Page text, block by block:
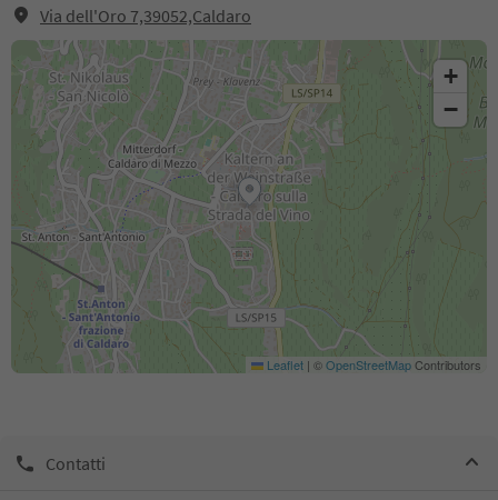
Via dell'Oro 7,39052,Caldaro
+
−
Leaflet | ©OpenStreetMapContributors
Contatti